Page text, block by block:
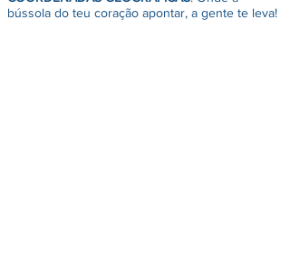
bússola do teu coração apontar, a gente te leva!